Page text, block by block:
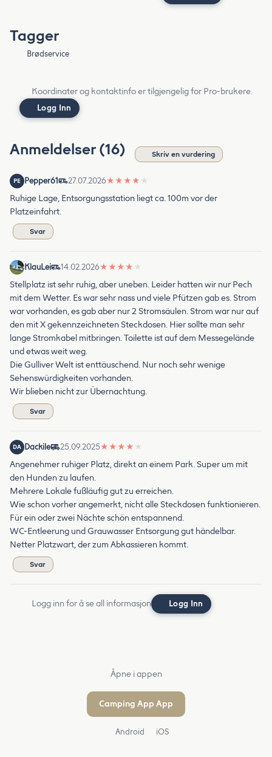
Tagger
Brødservice
Koordinater og kontaktinfo er tilgjengelig for Pro-brukere.
Logg Inn
Anmeldelser (16) Skriv en vurdering
PE Pepper61 27.07.2026★ ★ ★ ★ ★
Ruhige Lage, Entsorgungsstation liegt ca. 100m vor der
Platzeinfahrt.
Svar
KlauLei 14.02.2026★ ★ ★ ★ ★
Stellplatz ist sehr ruhig, aber uneben. Leider hatten wir nur Pech
mit dem Wetter. Es war sehr nass und viele Pfützen gab es. Strom
war vorhanden, es gab aber nur 2 Stromsäulen. Strom war nur auf
den mit X gekennzeichneten Steckdosen. Hier sollte man sehr
lange Stromkabel mitbringen. Toilette ist auf dem Messegelände
und etwas weit weg.
Die Gulliver Welt ist enttäuschend. Nur noch sehr wenige
Sehenswürdigkeiten vorhanden.
Wir blieben nicht zur Übernachtung.
Svar
DA Dackile 25.09.2025★ ★ ★ ★ ★
Angenehmer ruhiger Platz, direkt an einem Park. Super um mit
den Hunden zu laufen.
Mehrere Lokale fußläufig gut zu erreichen.
Wie schon vorher angemerkt, nicht alle Steckdosen funktionieren.
Für ein oder zwei Nächte schön entspannend.
WC-Entleerung und Grauwasser Entsorgung gut händelbar.
Netter Platzwart, der zum Abkassieren kommt.
Svar
Logg inn for å se all informasjon Logg Inn
Åpne i appen
Camping App App
Android iOS